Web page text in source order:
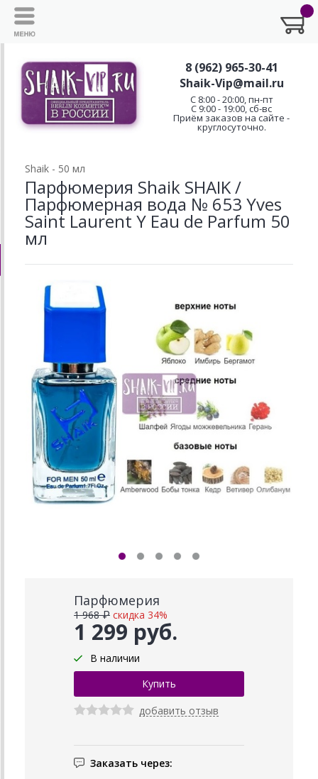
8 (962) 965-30-41
Shaik-Vip@mail.ru
C 8:00 - 20:00, пн-пт
С 9:00 - 19:00, сб-вс
Приём заказов на сайте -
круглосуточно.
Shaik - 50 мл
Парфюмерия Shaik SHAIK /
Парфюмерная вода № 653 Yves
Saint Laurent Y Eau de Parfum 50
мл
Парфюмерия
1 299 руб.
1 968 ₽ скидка 34%
В наличии
добавить отзыв
Заказать через: